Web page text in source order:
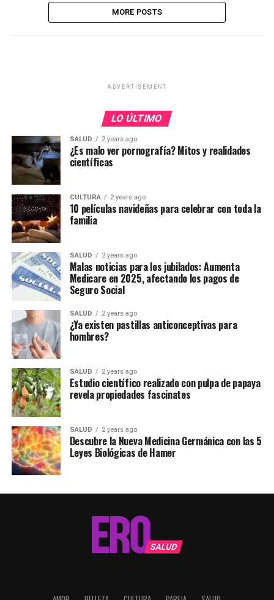
MORE POSTS
ADVERTISEMENT
LO ÚLTIMO
SALUD 2 years ago
¿Es malo ver pornografía? Mitos y realidades
científicas
CULTURA 2 years ago
10 películas navideñas para celebrar con toda la
familia
SALUD 2 years ago
Malas noticias para los jubilados: Aumenta
Medicare en 2025, afectando los pagos de
Seguro Social
SALUD 2 years ago
¿Ya existen pastillas anticonceptivas para
hombres?
SALUD 2 years ago
Estudio científico realizado con pulpa de papaya
revela propiedades fascinates
SALUD 2 years ago
Descubre la Nueva Medicina Germánica con las 5
Leyes Biológicas de Hamer